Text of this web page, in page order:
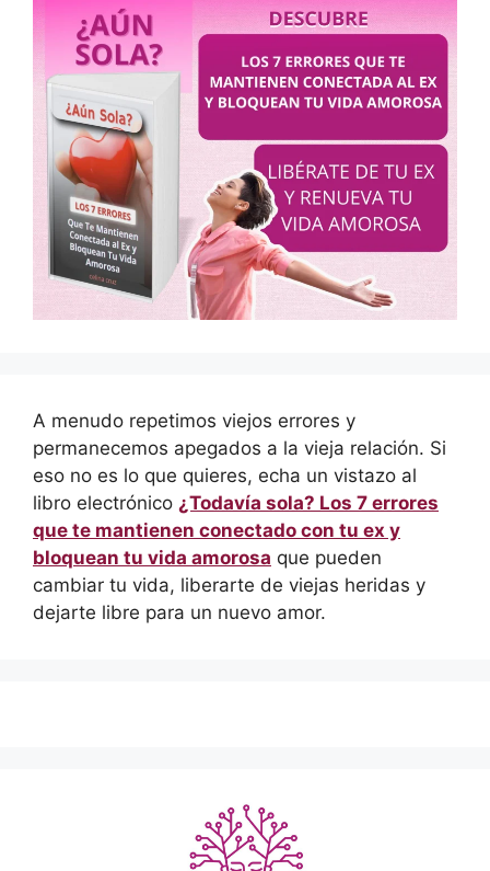
A menudo repetimos viejos errores y
permanecemos apegados a la vieja relación. Si
eso no es lo que quieres, echa un vistazo al
libro electrónico ¿Todavía sola? Los 7 errores
que te mantienen conectado con tu ex y
bloquean tu vida amorosa que pueden
cambiar tu vida, liberarte de viejas heridas y
dejarte libre para un nuevo amor.